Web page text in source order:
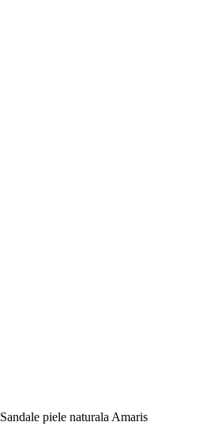
Sandale piele naturala Amaris